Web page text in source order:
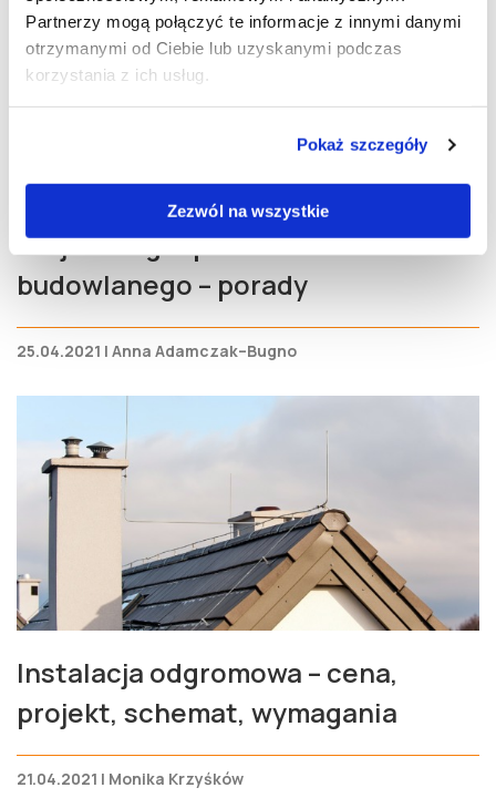
Partnerzy mogą połączyć te informacje z innymi danymi
otrzymanymi od Ciebie lub uzyskanymi podczas
korzystania z ich usług.
Pokaż szczegóły
Zezwól na wszystkie
Projekt zagospodarowania terenu
budowlanego – porady
25.04.2021 | Anna Adamczak–Bugno
Instalacja odgromowa – cena,
projekt, schemat, wymagania
21.04.2021 | Monika Krzyśków